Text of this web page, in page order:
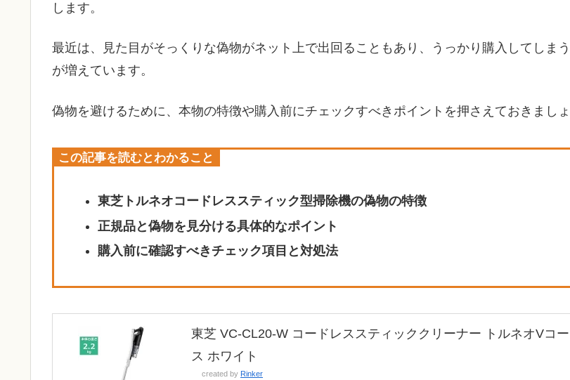
します。
最近は、見た目がそっくりな偽物がネット上で出回ることもあり、うっかり購入してしま
が増えています。
偽物を避けるために、本物の特徴や購入前にチェックすべきポイントを押さえておきましょ
この記事を読むとわかること
東芝トルネオコードレススティック型掃除機の偽物の特徴
正規品と偽物を見分ける具体的なポイント
購入前に確認すべきチェック項目と対処法
東芝 VC-CL20-W コードレススティッククリーナー トルネオVコ
ス ホワイト
created by Rinker